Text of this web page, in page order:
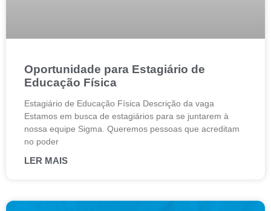
Oportunidade para Estagiário de
Educação Física
Estagiário de Educação Física Descrição da vaga
Estamos em busca de estagiários para se juntarem à
nossa equipe Sigma. Queremos pessoas que acreditam
no poder
LER MAIS